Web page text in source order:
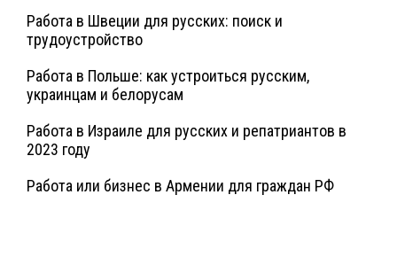
Работа в Швеции для русских: поиск и
трудоустройство
Работа в Польше: как устроиться русским,
украинцам и белорусам
Работа в Израиле для русских и репатриантов в
2023 году
Работа или бизнес в Армении для граждан РФ